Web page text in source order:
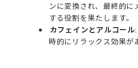
ンに変換され、最終的
する役割を果たします。
カフェインとアルコール
時的にリラックス効果が